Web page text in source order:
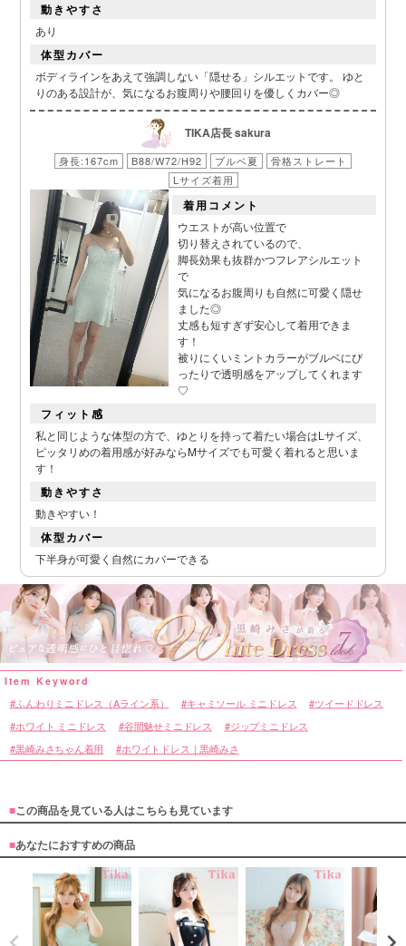
動きやすさ
あり
体型カバー
ボディラインをあえて強調しない「隠せる」シルエットです。 ゆと
りのある設計が、気になるお腹周りや腰回りを優しくカバー◎
TIKA店長 sakura
身長:167cm B88/W72/H92 ブルベ夏
骨格ストレート
Lサイズ着用
着用コメント
ウエストが高い位置で
切り替えされているので、
脚長効果も抜群かつフレアシルエット
で
気になるお腹周りも自然に可愛く隠せ
ました◎
丈感も短すぎず安心して着用できま
す！
被りにくいミントカラーがブルベにぴ
ったりで透明感をアップしてくれます
♡
フィット感
私と同じような体型の方で、ゆとりを持って着たい場合はLサイズ、
ピッタリめの着用感が好みならMサイズでも可愛く着れると思いま
す！
動きやすさ
動きやすい！
体型カバー
下半身が可愛く自然にカバーできる
ふんわりミニドレス（Aライン系） キャミソール ミニドレス ツイードドレス
ホワイト ミニドレス 谷間魅せミニドレス ジップミニドレス
黒崎みさちゃん着用 ホワイトドレス｜黒崎みさ
■この商品を見ている人はこちらも見ています
■あなたにおすすめの商品